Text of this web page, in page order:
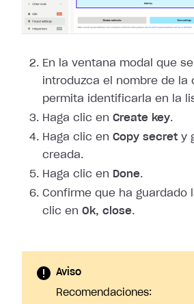
En la ventana modal que
introduzca el nombre de la
permita identificarla en la
Haga clic en Create key.
Haga clic en Copy secret y
creada.
Haga clic en Done.
Confirme que ha guardado
clic en Ok, close.
Aviso
Recomendaciones: